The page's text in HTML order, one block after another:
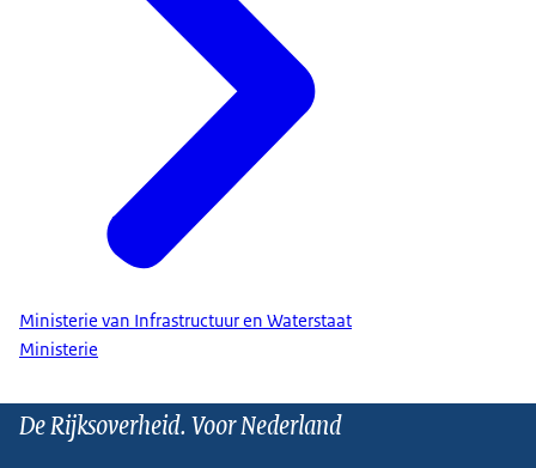
Ministerie van Infrastructuur en Waterstaat
Ministerie
De Rijksoverheid. Voor Nederland